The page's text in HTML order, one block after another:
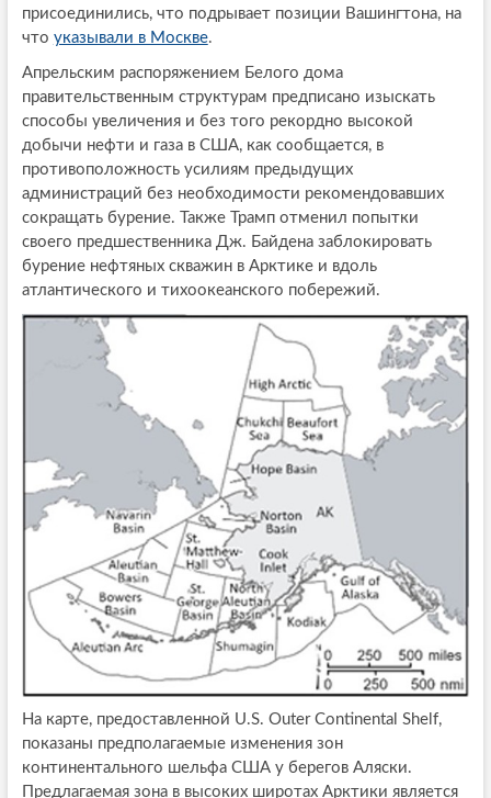
присоединились, что подрывает позиции Вашингтона, на
что указывали в Москве.
Апрельским распоряжением Белого дома
правительственным структурам предписано изыскать
способы увеличения и без того рекордно высокой
добычи нефти и газа в США, как сообщается, в
противоположность усилиям предыдущих
администраций без необходимости рекомендовавших
сокращать бурение. Также Трамп отменил попытки
своего предшественника Дж. Байдена заблокировать
бурение нефтяных скважин в Арктике и вдоль
атлантического и тихоокеанского побережий.
На карте, предоставленной U.S. Outer Continental Shelf,
показаны предполагаемые изменения зон
континентального шельфа США у берегов Аляски.
Предлагаемая зона в высоких широтах Арктики является